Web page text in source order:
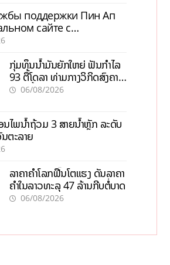
поддержки Пин Ап
сайте с
информацией
ກຸ່ມທຶນນ້ຳມັນຍັກໃຫຍ່ ຟັນກຳໄລ
93 ຕື້ໂດລາ ທ່າມກາງວິກິດສົງຄາມ
ລາຄານໍ້າມັນແພງ
06/08/2026
ນໄພນໍ້າຖ້ວມ 3 ສາຍນໍ້າຫຼັກ ລະດັບ
ຕະລາຍ
ລາຄາຄຳໂລກຟື້ນໂຕແຮງ ດັນລາຄາ
ຄຳໃນລາວທະລຸ 47 ລ້ານກີບຕໍ່ບາດ
06/08/2026